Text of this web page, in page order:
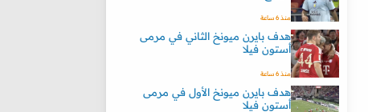
منذ 6 ساعة
هدف بايرن ميونخ الثاني في مرمى
أستون فيلا
منذ 6 ساعة
هدف بايرن ميونخ الأول في مرمى
أستون فيلا